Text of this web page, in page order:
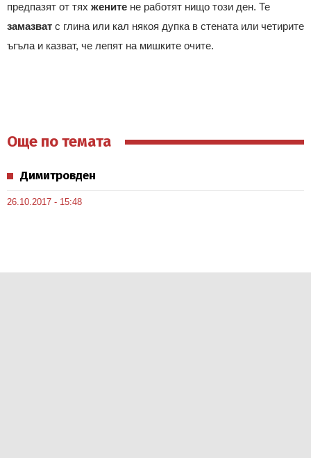
предпазят от тях жените не работят нищо този ден. Те
замазват с глина или кал някоя дупка в стената или четирите
ъгъла и казват, че лепят на мишките очите.
Още по темата
Димитровден
26.10.2017 - 15:48